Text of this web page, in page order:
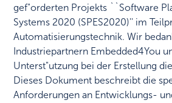
gef"orderten Projekts ``Software
Systems 2020 (SPES2020)'' im
Automatisierungstechnik. Wir
Industriepartnern Embedded4You
Unterst"utzung bei der Erstellung
Dieses Dokument beschreibt die
Anforderungen an Entwicklungs-